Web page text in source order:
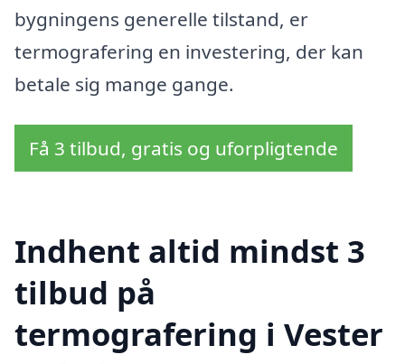
bygningens generelle tilstand, er
termografering en investering, der kan
betale sig mange gange.
Få 3 tilbud, gratis og uforpligtende
Indhent altid mindst 3
tilbud på
termografering i Vester